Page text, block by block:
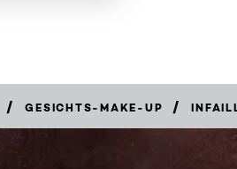
/ GESICHTS-MAKE-UP /